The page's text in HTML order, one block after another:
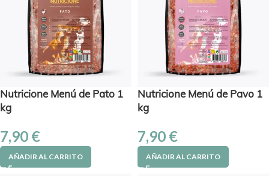
Nutricione Menú de Pato 1
kg
7,90 €
AÑADIR AL CARRITO
Nutricione Menú de Pavo 1
kg
7,90 €
AÑADIR AL CARRITO